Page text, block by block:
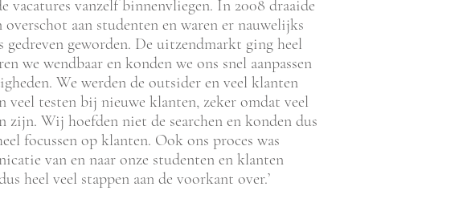
vacatures vanzelf binnenvliegen. In 2008 draaide
aan studenten en waren er nauwelijks
gedreven geworden. De uitzendmarkt ging heel
we wendbaar en konden we ons snel aanpassen
We werden de outsider en veel klanten
veel testen bij nieuwe klanten, zeker omdat veel
Wij hoefden niet de searchen en konden dus
focussen op klanten. Ook ons proces was
van en naar onze studenten en klanten
heel veel stappen aan de voorkant over.’